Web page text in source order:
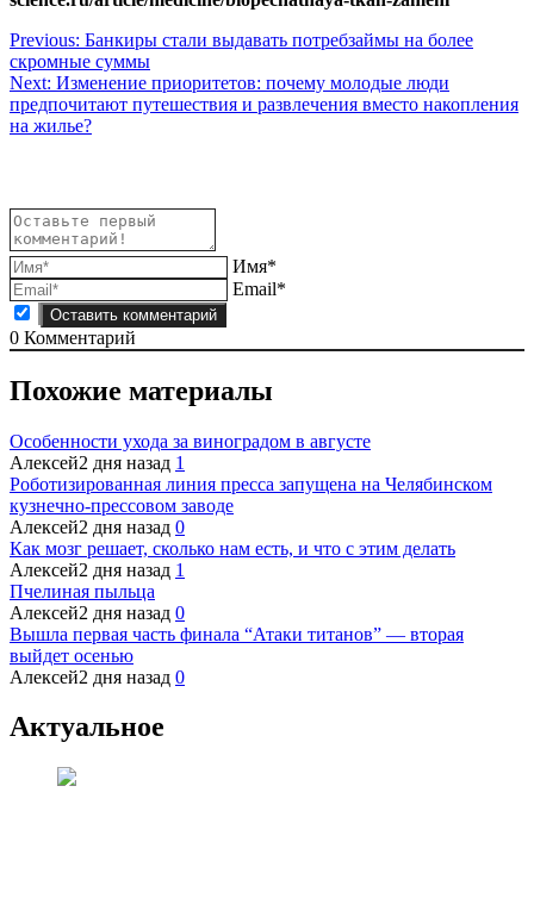
Навигация
по
записям
Previous: Банкиры стали выдавать потребзаймы на более
скромные суммы
Next: Изменение приоритетов: почему молодые люди
предпочитают путешествия и развлечения вместо накопления
на жилье?
Имя*
Email*
0 Комментарий
Похожие материалы
Особенности ухода за виноградом в августе
Алексей2 дня назад 1
Роботизированная линия пресса запущена на Челябинском
кузнечно-прессовом заводе
Алексей2 дня назад 0
Как мозг решает, сколько нам есть, и что с этим делать
Алексей2 дня назад 1
Пчелиная пыльца
Алексей2 дня назад 0
Вышла первая часть финала “Атаки титанов” — вторая
выйдет осенью
Алексей2 дня назад 0
Актуальное